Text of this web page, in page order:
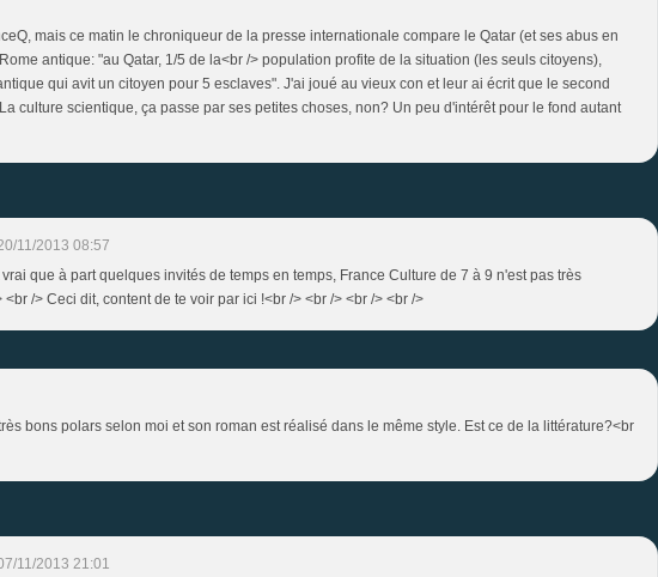
mais ce matin le chroniqueur de la presse internationale compare le Qatar (et ses abus en
antique: "au Qatar, 1/5 de la<br /> population profite de la situation (les seuls citoyens),
qui avit un citoyen pour 5 esclaves". J'ai joué au vieux con et leur ai écrit que le second
culture scientique, ça passe par ses petites choses, non? Un peu d'intérêt pour le fond autant
11/2013 08:57
que à part quelques invités de temps en temps, France Culture de 7 à 9 n'est pas très
/> Ceci dit, content de te voir par ici !<br /> <br /> <br /> <br />
bons polars selon moi et son roman est réalisé dans le même style. Est ce de la littérature?<br
11/2013 21:01